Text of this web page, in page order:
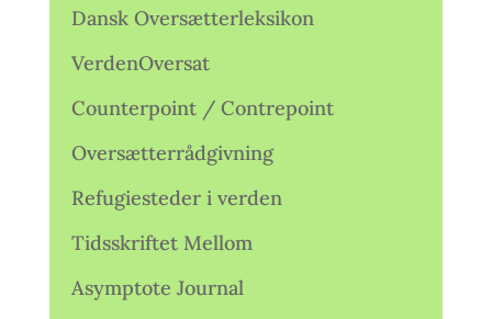
Dansk Oversætterleksikon
VerdenOversat
Counterpoint / Contrepoint
Oversætterrådgivning
Refugiesteder i verden
Tidsskriftet Mellom
Asymptote Journal